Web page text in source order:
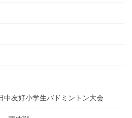
中友好小学生バドミントン大会